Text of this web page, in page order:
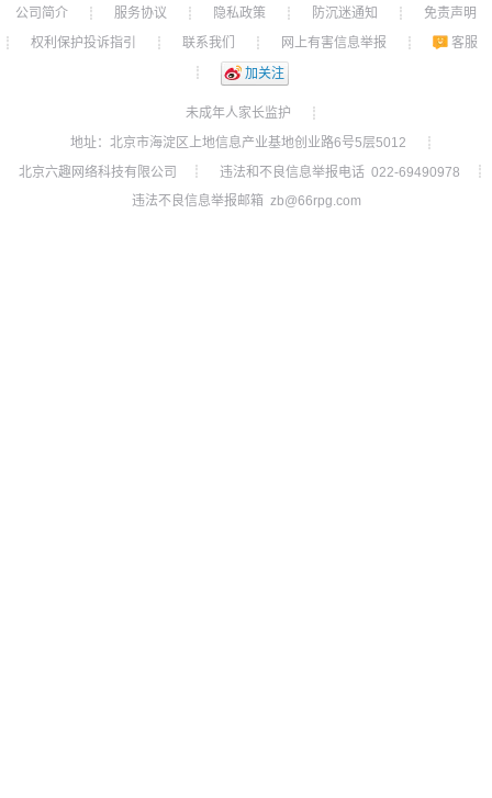
公司简介 ┊ 服务协议 ┊ 隐私政策 ┊ 防沉迷通知 ┊
免责声明
┊
权利保护投诉指引 ┊ 联系我们 ┊ 网上有害信息举报 ┊
客服
┊
加关注
未成年人家长监护
┊
地址：北京市海淀区上地信息产业基地创业路6号5层5012
┊
北京六趣网络科技有限公司
┊ 违法和不良信息举报电话 022-69490978
┊
违法不良信息举报邮箱 zb@66rpg.com